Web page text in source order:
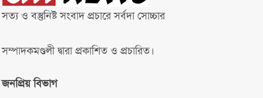
সত্য ও বস্তুনিষ্ট সংবাদ প্রচারে সর্বদা সোচ্চার
সম্পাদকমণ্ডলী দ্বারা প্রকাশিত ও প্রচারিত।
জনপ্রিয় বিভাগ